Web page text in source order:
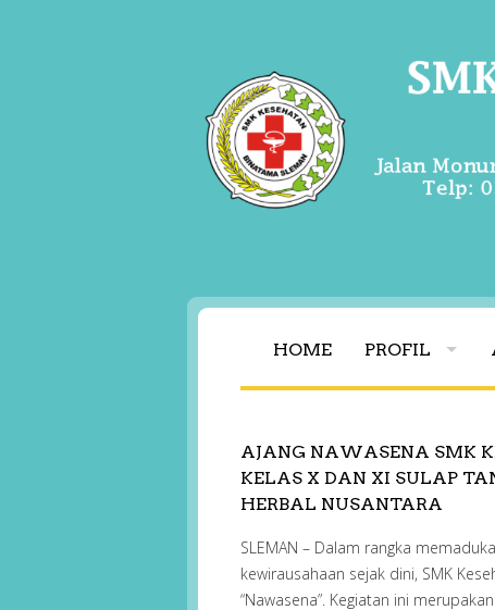
HOME PROFIL
AJANG NAWASENA SMK
KELAS X DAN XI SULAP
HERBAL NUSANTARA
SLEMAN – Dalam rangka
kewirausahaan sejak dini, SMK
“Nawasena”. Kegiatan ini